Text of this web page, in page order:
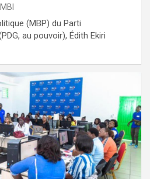
(MBP) du Parti
au pouvoir), Édith Ekiri